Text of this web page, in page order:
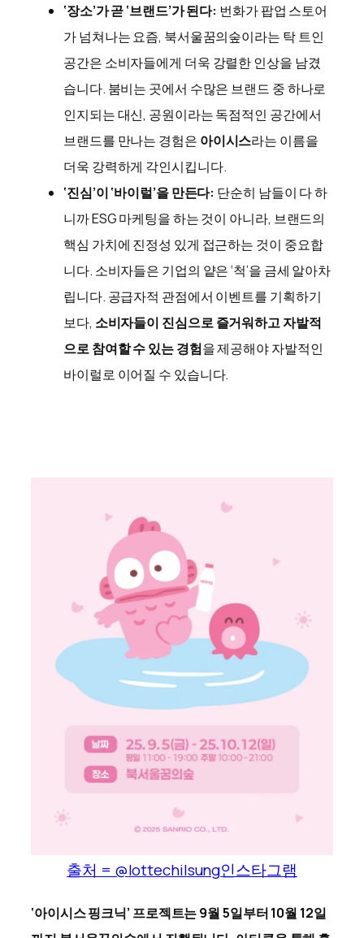
‘장소’가 곧 ‘브랜드’가 된다: 번화가 팝업 스토어
가 넘쳐나는 요즘, 북서울꿈의숲이라는 탁 트인
공간은 소비자들에게 더욱 강렬한 인상을 남겼
습니다. 붐비는 곳에서 수많은 브랜드 중 하나로
인지되는 대신, 공원이라는 독점적인 공간에서
브랜드를 만나는 경험은 아이시스라는 이름을
더욱 강력하게 각인시킵니다.
‘진심’이 ‘바이럴’을 만든다: 단순히 남들이 다 하
니까 ESG 마케팅을 하는 것이 아니라, 브랜드의
핵심 가치에 진정성 있게 접근하는 것이 중요합
니다. 소비자들은 기업의 얕은 ‘척’을 금세 알아차
립니다. 공급자적 관점에서 이벤트를 기획하기
보다, 소비자들이 진심으로 즐거워하고 자발적
으로 참여할 수 있는 경험을 제공해야 자발적인
바이럴로 이어질 수 있습니다.
출처 = @lottechilsung인스타그램
‘아이시스 핑크닉’ 프로젝트는 9월 5일부터 10월 12일